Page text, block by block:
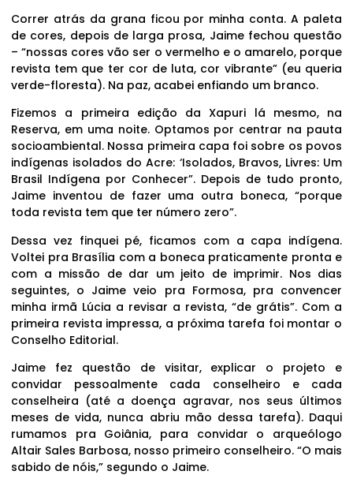
Correr atrás da grana ficou por minha conta. A paleta
de cores, depois de larga prosa, Jaime fechou questão
– “nossas cores vão ser o vermelho e o amarelo, porque
revista tem que ter cor de luta, cor vibrante” (eu queria
verde-floresta). Na paz, acabei enfiando um branco.
Fizemos a primeira edição da Xapuri lá mesmo, na
Reserva, em uma noite. Optamos por centrar na pauta
socioambiental. Nossa primeira capa foi sobre os povos
indígenas isolados do Acre: ‘Isolados, Bravos, Livres: Um
Brasil Indígena por Conhecer”. Depois de tudo pronto,
Jaime inventou de fazer uma outra boneca, “porque
toda revista tem que ter número zero”.
Dessa vez finquei pé, ficamos com a capa indígena.
Voltei pra Brasília com a boneca praticamente pronta e
com a missão de dar um jeito de imprimir. Nos dias
seguintes, o Jaime veio pra Formosa, pra convencer
minha irmã Lúcia a revisar a revista, “de grátis”. Com a
primeira revista impressa, a próxima tarefa foi montar o
Conselho Editorial.
Jaime fez questão de visitar, explicar o projeto e
convidar pessoalmente cada conselheiro e cada
conselheira (até a doença agravar, nos seus últimos
meses de vida, nunca abriu mão dessa tarefa). Daqui
rumamos pra Goiânia, para convidar o arqueólogo
Altair Sales Barbosa, nosso primeiro conselheiro. “O mais
sabido de nóis,” segundo o Jaime.